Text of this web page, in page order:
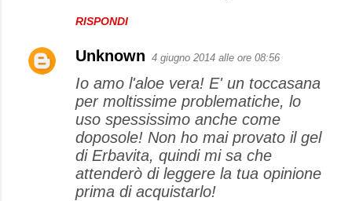
RISPONDI
Unknown 4 giugno 2014 alle ore 08:56
Io amo l'aloe vera! E' un toccasana
per moltissime problematiche, lo
uso spessissimo anche come
doposole! Non ho mai provato il gel
di Erbavita, quindi mi sa che
attenderò di leggere la tua opinione
prima di acquistarlo!